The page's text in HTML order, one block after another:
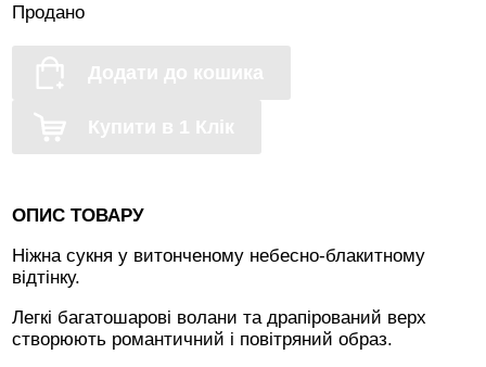
Продано
Додати до кошика
Купити в 1 Клік
ОПИС ТОВАРУ
Ніжна сукня у витонченому небесно-блакитному
відтінку.
Легкі багатошарові волани та драпірований верх
створюють романтичний і повітряний образ.